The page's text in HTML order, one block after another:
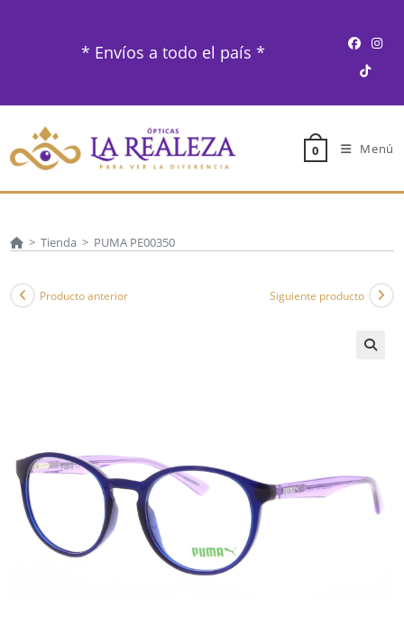
* Envíos a todo el país *
0 Menú
> Tienda > PUMA PE00350
Producto anterior Siguiente producto